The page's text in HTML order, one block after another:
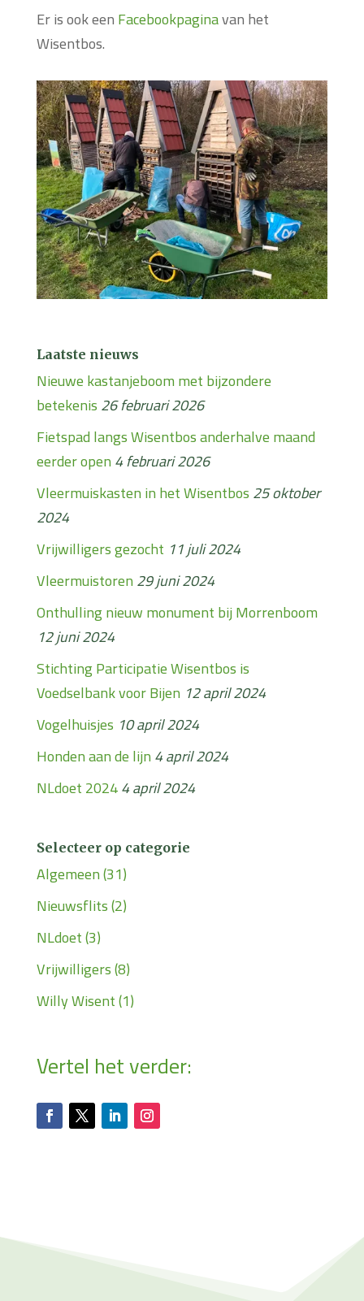
Er is ook eenFacebookpaginavan het
Wisentbos.
Laatste nieuws
Nieuwe kastanjeboom met bijzondere
betekenis26 februari 2026
Fietspad langs Wisentbos anderhalve maand
eerder open4 februari 2026
Vleermuiskasten in het Wisentbos25 oktober
2024
Vrijwilligers gezocht 11 juli 2024
Vleermuistoren29 juni 2024
Onthulling nieuw monument bij Morrenboom
12 juni 2024
Stichting Participatie Wisentbos is
Voedselbank voor Bijen 12 april 2024
Vogelhuisjes 10 april 2024
Honden aan de lijn4 april 2024
NLdoet 20244 april 2024
Selecteer op categorie
Algemeen(31)
Nieuwsflits(2)
NLdoet(3)
Vrijwilligers(8)
Willy Wisent(1)
Vertel het verder: